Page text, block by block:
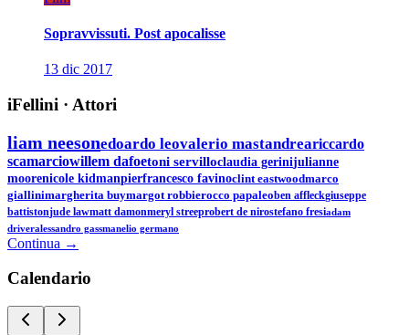
Sopravvissuti. Post apocalisse
13 dic 2017
iFellini · Attori
liam neesonedoardo leovalerio mastandreariccardo
scamarciowillem dafoetoni servilloclaudia gerinijulianne
moorenicole kidmanpierfrancesco favinoclint eastwoodmarco
giallinimargherita buymargot robbierocco papaleoben affleckgiuseppe
battistonjude lawmatt damonmeryl streeprobert de nirostefano fresiadam
driveralessandro gassmanelio germano
Continua →
Calendario